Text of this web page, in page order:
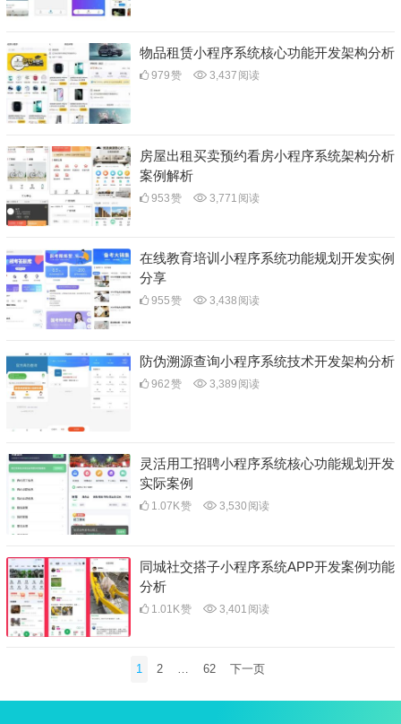
物品租赁小程序系统核心功能开发架构分析
979赞 3,437 阅读
房屋出租买卖预约看房小程序系统架构分析
案例解析
953赞 3,771 阅读
在线教育培训小程序系统功能规划开发实例
分享
955赞 3,438 阅读
防伪溯源查询小程序系统技术开发架构分析
962赞 3,389 阅读
灵活用工招聘小程序系统核心功能规划开发
实际案例
1.07K赞 3,530 阅读
同城社交搭子小程序系统APP开发案例功能
分析
1.01K赞 3,401 阅读
分
1 2 62 下一页